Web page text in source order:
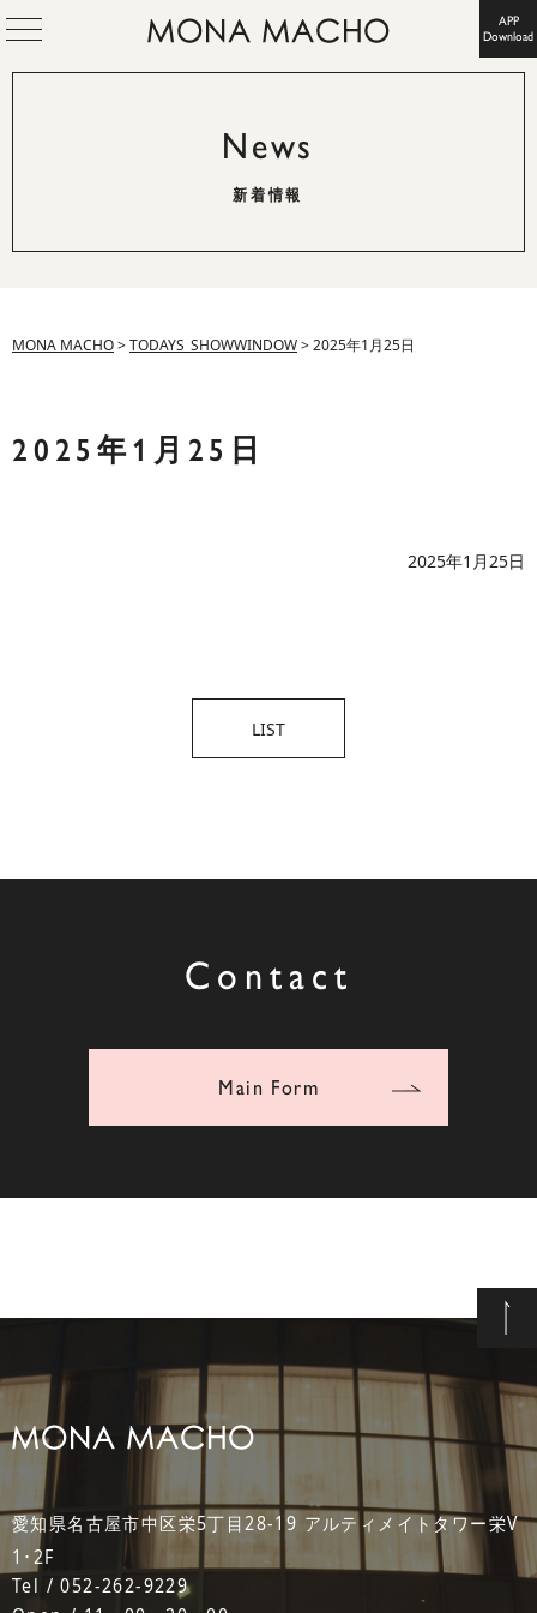
APP
Download
News
新着情報
MONA MACHO>TODAYS_SHOWWINDOW>2025年1月25日
2025年1月25日
2025年1月25日
LIST
Contact
Main Form
愛知県名古屋市中区栄5丁目28-19 アルティメイトタワー栄V
1･2F
Tel / 052-262-9229